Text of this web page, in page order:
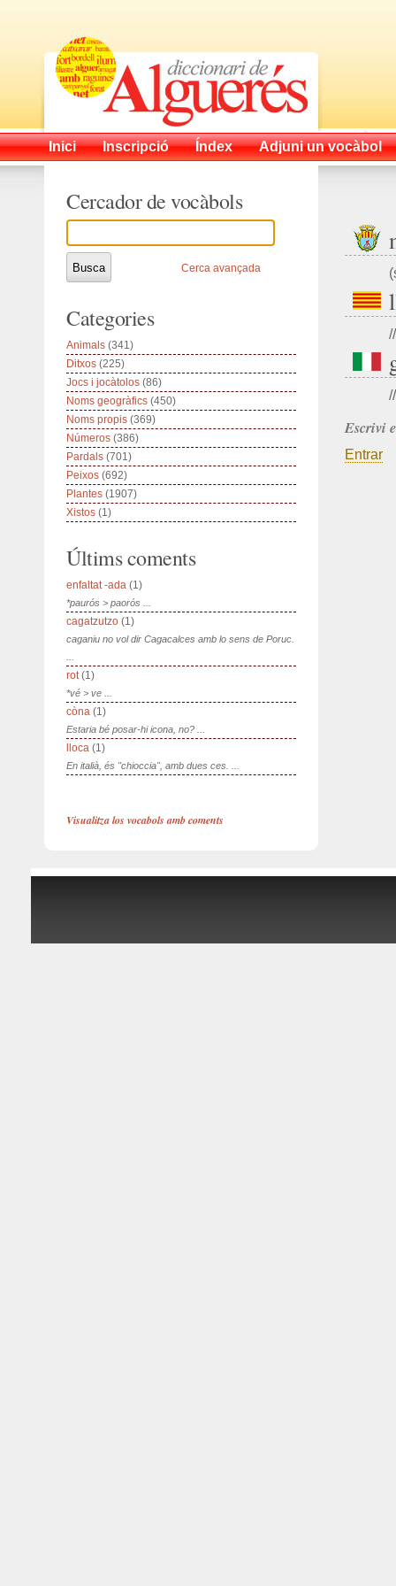
Inici Inscripció Índex Adjuni un vocàbol
//
//
Escrivi
Entrar
Cercador de vocàbols
Cerca avançada
Categories
Animals (341)
Ditxos (225)
Jocs i jocàtolos (86)
Noms geogràfics (450)
Noms propis (369)
Números (386)
Pardals (701)
Peixos (692)
Plantes (1907)
Xistos (1)
Últims coments
enfaltat -ada (1)
*paurós > paorós ...
cagatzutzo (1)
caganiu no vol dir Cagacalces amb lo sens de Poruc.
rot(1)
*vé > ve ...
còna (1)
Estaria bé posar-hi icona, no? ...
lloca (1)
En italià, és "chioccia", amb dues ces. ...
Visualitza los vocabols amb coments